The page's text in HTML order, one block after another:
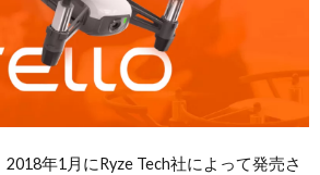
年1月にRyze Tech社によって発売さ